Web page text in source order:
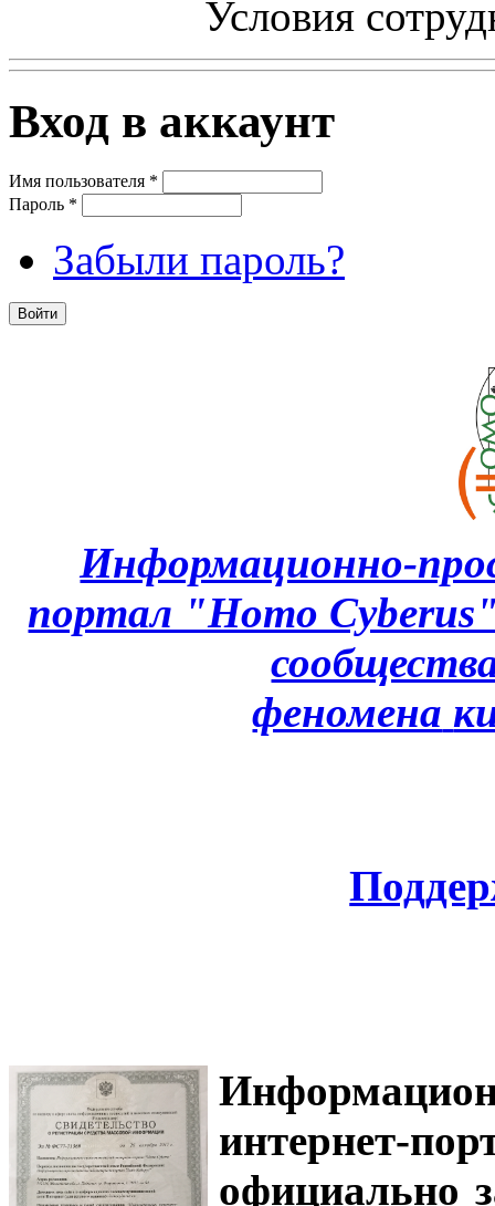
Условия
Вход в аккаунт
Имя пользователя *
Пароль *
Забыли пароль?
Информационно-
портал "Homo
феномена
интернет-
официально